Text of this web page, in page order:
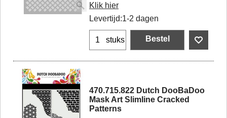
Klik hier
Levertijd:1-2 dagen
stuks Bestel
470.715.822 Dutch DooBaDoo
Mask Art Slimline Cracked
Patterns